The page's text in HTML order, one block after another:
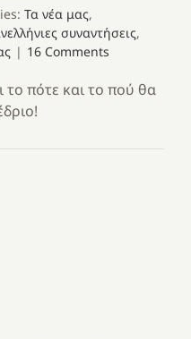
Τα νέα μας,
συναντήσεις,
| 16 Comments
πότε και το πού θα